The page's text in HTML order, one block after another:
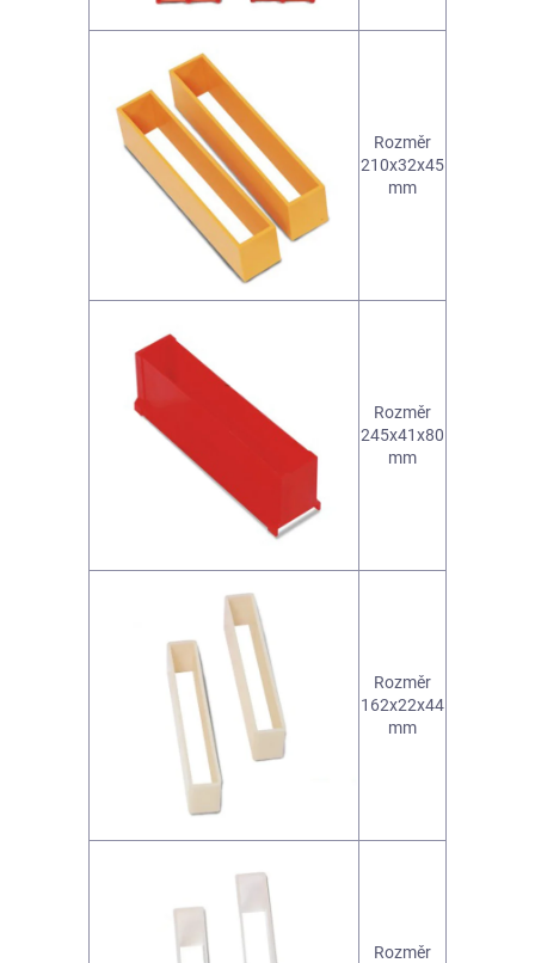
Rozměr
210x32x45
mm
Rozměr
245x41x80
mm
Rozměr
162x22x44
mm
Rozměr